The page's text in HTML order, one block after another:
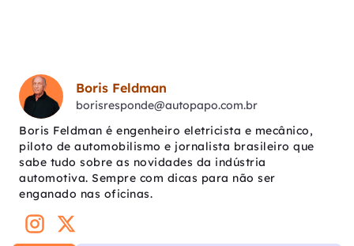
Boris Feldman
borisresponde@autopapo.com.br
Boris Feldman é engenheiro eletricista e mecânico,
piloto de automobilismo e jornalista brasileiro que
sabe tudo sobre as novidades da indústria
automotiva. Sempre com dicas para não ser
enganado nas oficinas.